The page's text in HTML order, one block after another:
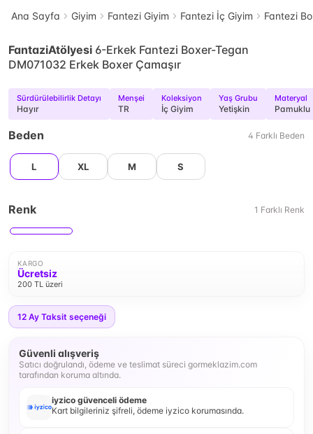
Ana Sayfa Giyim Fantezi Giyim Fantezi İç Giyim Fantezi
FantaziAtölyesi 6-Erkek Fantezi Boxer-Tegan
DM071032 Erkek Boxer Çamaşır
Sürdürülebilirlik Detayı
Hayır
Menşei
TR
Koleksiyon
İç Giyim
Yaş Grubu
Yetişkin
Materyal
Pamuklu
Beden 4 Farklı Beden
L XL M S
Renk 1 Farklı Renk
KARGO
Ücretsiz
200 TL üzeri
12 Ay Taksit seçeneği
Güvenli alışveriş
Satıcı doğrulandı, ödeme ve teslimat süreci gormeklazim.com
tarafından koruma altında.
iyzico güvenceli ödeme
Kart bilgileriniz şifreli, ödeme iyzico korumasında.